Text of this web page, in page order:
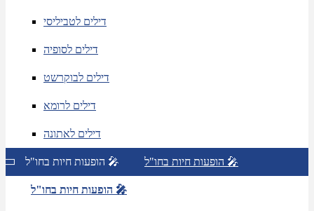
דילים לטביליסי
דילים לסופיה
דילים לבוקרשט
דילים לרומא
דילים לאתונה
הופעות חיות בחו"ל 🎤 הופעות חיות בחו"ל 🎤
הופעות חיות בחו"ל 🎤